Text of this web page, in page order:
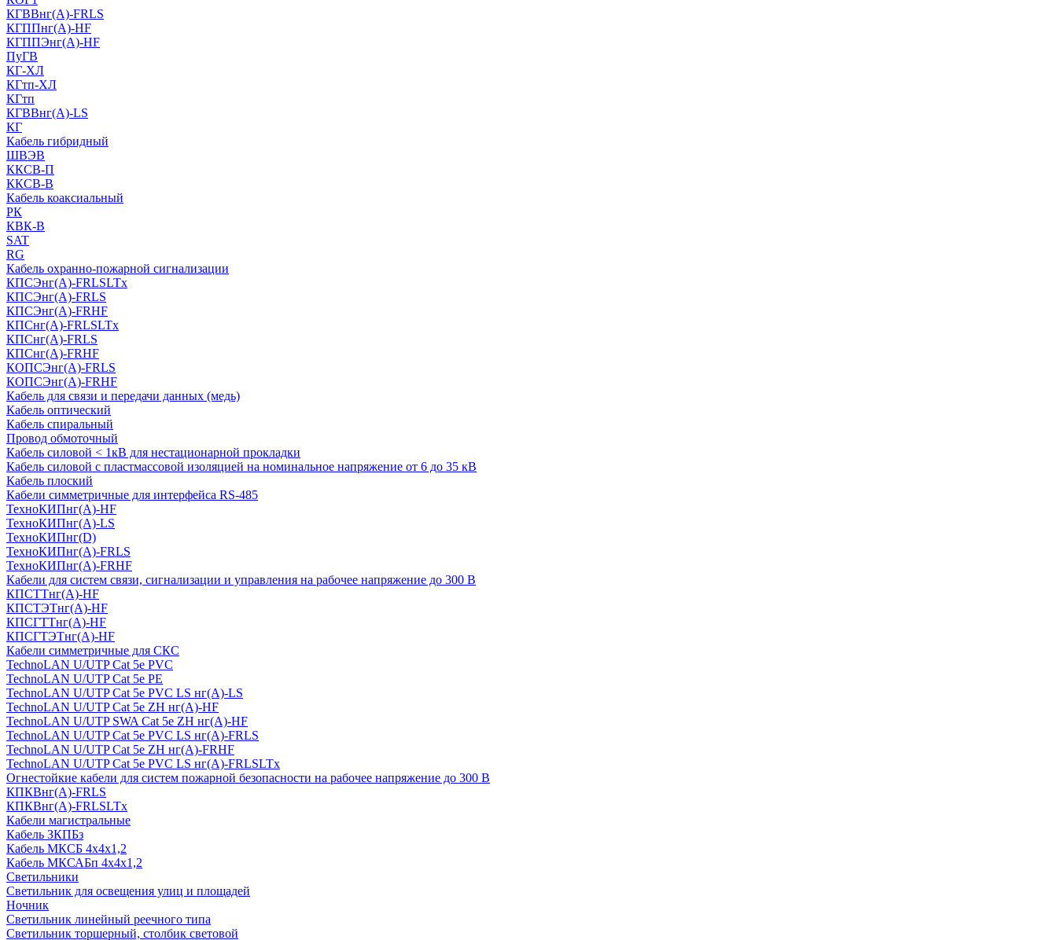
КГВВнг(А)-FRLS
КГППнг(A)-HF
КГППЭнг(A)-HF
ПуГВ
КГ-ХЛ
КГтп-ХЛ
КГтп
КГВВнг(А)-LS
КГ
Кабель гибридный
ШВЭВ
ККСВ-П
ККСВ-В
Кабель коаксиальный
РК
КВК-В
SAT
RG
Кабель охранно-пожарной сигнализации
КПСЭнг(А)-FRLSLTx
КПСЭнг(А)-FRLS
КПСЭнг(А)-FRHF
КПСнг(А)-FRLSLTx
КПСнг(А)-FRLS
КПСнг(А)-FRHF
КОПСЭнг(А)-FRLS
КОПСЭнг(А)-FRHF
Кабель для связи и передачи данных (медь)
Кабель оптический
Кабель спиральный
Провод обмоточный
Кабель силовой < 1кВ для нестационарной прокладки
Кабель силовой с пластмассовой изоляцией на номинальное напряжение от 6 до 35 кВ
Кабель плоский
Кабели симметричные для интерфейса RS-485
ТеxноКИПнг(A)-HF
ТеxноКИПнг(A)-LS
ТеxноКИПнг(D)
ТехноКИПнг(A)-FRLS
ТехноКИПнг(A)-FRHF
Кабели для систем связи, сигнализации и управления на рабочее напряжение до 300 В
КПСТТнг(A)-HF
КПСТЭТнг(A)-HF
КПСГТТнг(A)-HF
КПСГТЭТнг(A)-HF
Кабели симметричные для СКС
TechnoLAN U/UTP Cat 5e PVC
TechnoLAN U/UTP Cat 5e PE
TechnoLAN U/UTP Cat 5e PVC LS нг(A)-LS
TechnoLAN U/UTP Cat 5e ZH нг(A)-HF
TechnoLAN U/UTP SWA Cat 5e ZH нг(A)-HF
TechnoLAN U/UTP Cat 5e PVC LS нг(A)-FRLS
TechnoLAN U/UTP Cat 5e ZH нг(A)-FRHF
TechnoLAN U/UTP Cat 5e PVC LS нг(A)-FRLSLTx
Огнестойкие кабели для систем пожарной безопасности на рабочее напряжение до 300 В
КПКВнг(A)-FRLS
КПКВнг(A)-FRLSLTx
Кабели магистральные
Кабель ЗКПБз
Кабель МКСБ 4х4х1,2
Кабель МКСАБп 4х4х1,2
Светильники
Светильник для освещения улиц и площадей
Ночник
Светильник линейный реечного типа
Светильник торшерный, столбик световой